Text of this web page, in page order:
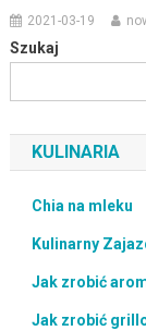
2021-03-19
Szukaj
KULINARIA
Chia na mleku
Kulinarny
Jak zrobić
Jak zrobić